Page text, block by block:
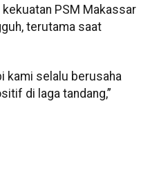
PSM Makassar
terutama saat
kami selalu berusaha
di laga tandang,”